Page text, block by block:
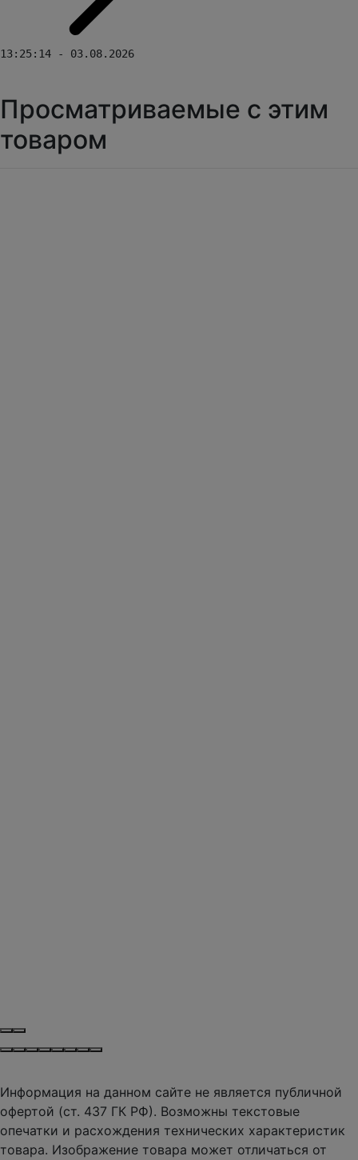
13:25:14 - 03.08.2026
Просматриваемые с этим
товаром
Информация на данном сайте не является публичной
офертой (ст. 437 ГК РФ). Возможны текстовые
опечатки и расхождения технических характеристик
товара. Изображение товара может отличаться от